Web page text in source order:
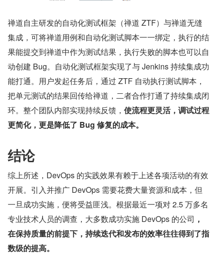
禅道自主研发的自动化测试框架（禅道 ZTF）与禅道无缝
集成，可将禅道用例和自动化测试脚本一一绑定，执行的结
果能提交到禅道中作为测试结果，执行失败的脚本也可以自
动创建 Bug。自动化测试框架实现了与 Jenkins 持续集成功
能打通。用户发起任务后，通过 ZTF 自动执行测试脚本，
把单元测试的结果回传给禅道，二者合作打通了持续集成闭
环。整个团队内部实现持续反馈， 使流程更灵活，调试过程
更简化，更是降低了 Bug 修复的成本。
结论
综上所述，DevOps 的实践效果有赖于上述各项活动的有效
开展。引入并推广 DevOps 需要花费大量资源和成本，但
一旦成功实施，便将受益匪浅。根据最近一项对 2.5 万多名
专业技术人员的调查，大多数成功实施 DevOps 的公司 ，
在保持质量的前提下，持续迭代和发布的效率往往得到了指
数级的提高。